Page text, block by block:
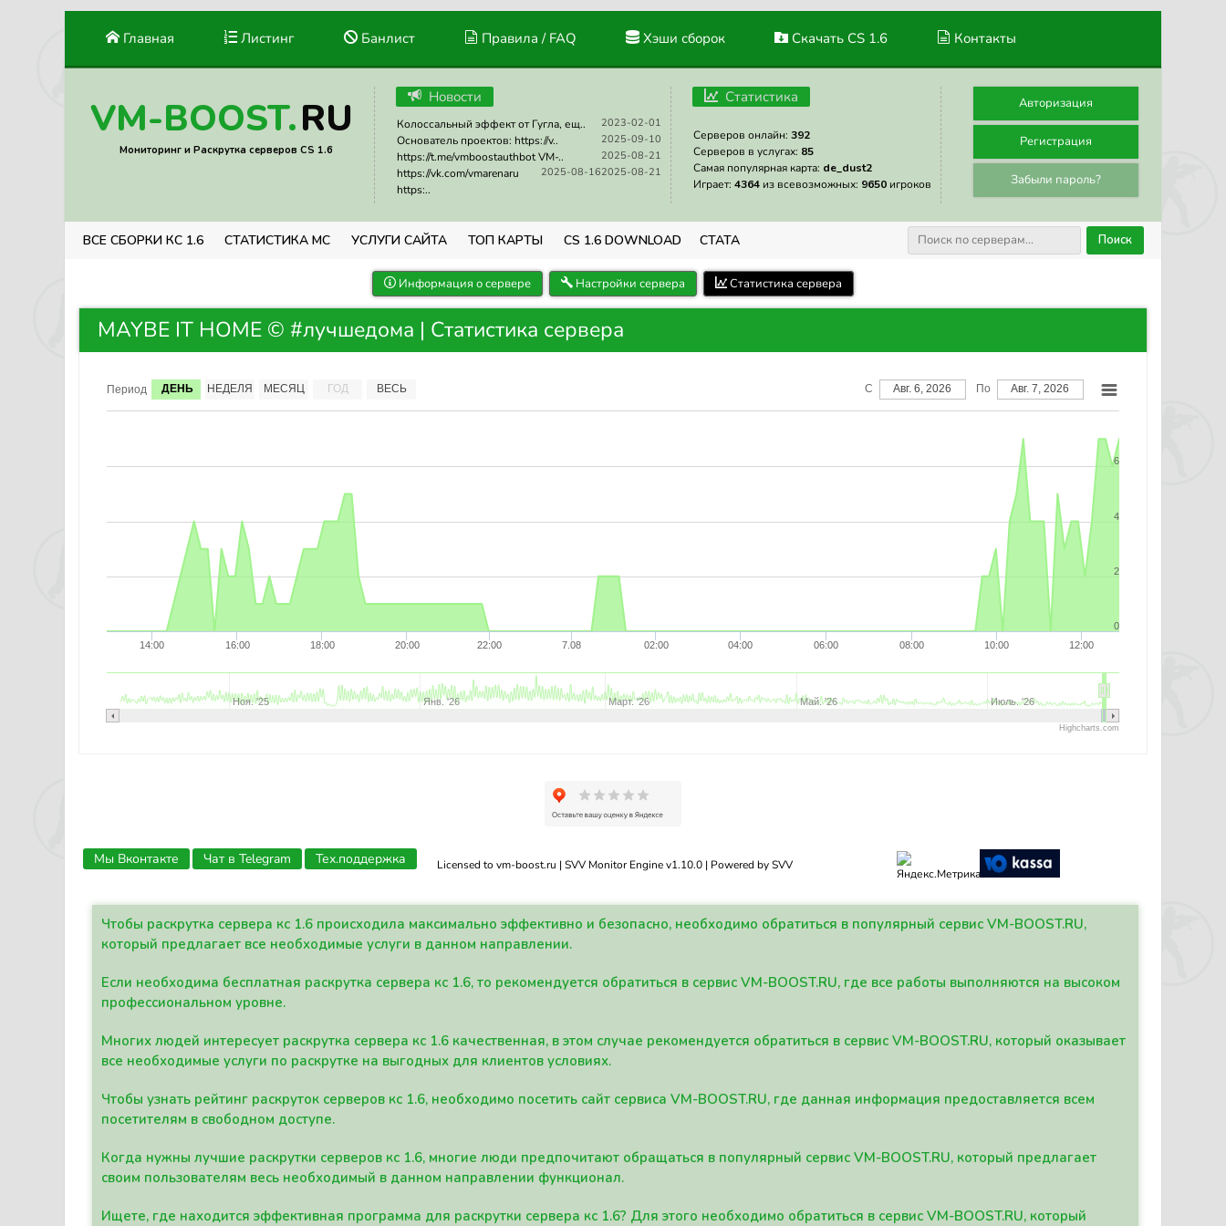
Главная Листинг Банлист Правила / FAQ Хэши сборок Скачать CS 1.6 Контакты
VM-BOOST.RU
Мониторинг и Раскрутка серверов CS 1.6
Новости
2023-02-01
Колоссальный эффект от Гугла, ещ..
2025-09-10
Основатель проектов: https://v..
2025-08-21
https://t.me/vmboostauthbot VM-..
2025-08-21
2025-08-16
https://vk.com/vmarenaru
https:..
Статистика
Серверов онлайн: 392
Серверов в услугах: 85
Самая популярная карта: de_dust2
Играет: 4364 из всевозможных: 9650 игроков
Авторизация
Регистрация
Забыли пароль?
ВСЕ СБОРКИ КС 1.6 СТАТИСТИКА МС УСЛУГИ САЙТА ТОП КАРТЫ CS 1.6 DOWNLOAD СТАТА Поиск
Информация о сервере Настройки сервера Статистика сервера
MAYBE IT HOME © #лучшедома | Статистика сервера
Период ДЕНЬ НЕДЕЛЯ МЕСЯЦ ГОД ВЕСЬ С Авг. 6, 2026 По Авг. 7, 2026
14:00 16:00 18:00 20:00 22:00 7.08 02:00 04:00 06:00 08:00 10:00 12:00
Ноя. '25 Янв. '26 Март. '26 Май. '26 Июль. '26
0
2
4
6
Highcharts.com
Licensed to vm-boost.ru | SVV Monitor Engine v1.10.0 | Powered by SVV
Мы Вконтакте Чат в Telegram Тех.поддержка
Чтобы раскрутка сервера кс 1.6 происходила максимально эффективно и безопасно, необходимо обратиться в популярный сервис VM-BOOST.RU,
который предлагает все необходимые услуги в данном направлении.
Если необходима бесплатная раскрутка сервера кс 1.6, то рекомендуется обратиться в сервис VM-BOOST.RU, где все работы выполняются на высоком
профессиональном уровне.
Многих людей интересует раскрутка сервера кс 1.6 качественная, в этом случае рекомендуется обратиться в сервис VM-BOOST.RU, который оказывает
все необходимые услуги по раскрутке на выгодных для клиентов условиях.
Чтобы узнать рейтинг раскруток серверов кс 1.6, необходимо посетить сайт сервиса VM-BOOST.RU, где данная информация предоставляется всем
посетителям в свободном доступе.
Когда нужны лучшие раскрутки серверов кс 1.6, многие люди предпочитают обращаться в популярный сервис VM-BOOST.RU, который предлагает
своим пользователям весь необходимый в данном направлении функционал.
Ищете, где находится эффективная программа для раскрутки сервера кс 1.6? Для этого необходимо обратиться в сервис VM-BOOST.RU, который